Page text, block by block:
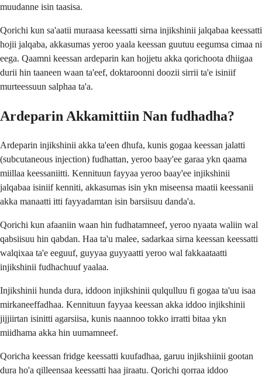
muudanne isin taasisa.
Qorichi kun sa'aatii muraasa keessatti sirna injikshinii jalqabaa keessatti
hojii jalqaba, akkasumas yeroo yaala keessan guutuu eegumsa cimaa ni
eega. Qaamni keessan ardeparin kan hojjetu akka qorichoota dhiigaa
durii hin taaneen waan ta'eef, doktaroonni doozii sirrii ta'e isiniif
murteessuun salphaa ta'a.
Ardeparin Akkamittiin Nan fudhadha?
Ardeparin injikshinii akka ta'een dhufa, kunis gogaa keessan jalatti
(subcutaneous injection) fudhattan, yeroo baay'ee garaa ykn qaama
miillaa keessaniitti. Kennituun fayyaa yeroo baay'ee injikshinii
jalqabaa isiniif kenniti, akkasumas isin ykn miseensa maatii keessanii
akka manaatti itti fayyadamtan isin barsiisuu danda'a.
Qorichi kun afaaniin waan hin fudhatamneef, yeroo nyaata waliin wal
qabsiisuu hin qabdan. Haa ta'u malee, sadarkaa sirna keessan keessatti
walqixaa ta'e eeguuf, guyyaa guyyaatti yeroo wal fakkaataatti
injikshinii fudhachuuf yaalaa.
Injikshinii hunda dura, iddoon injikshinii qulqulluu fi gogaa ta'uu isaa
mirkaneeffadhaa. Kennituun fayyaa keessan akka iddoo injikshinii
jijjiirtan isinitti agarsiisa, kunis naannoo tokko irratti bitaa ykn
miidhama akka hin uumamneef.
Qoricha keessan fridge keessatti kuufadhaa, garuu injikshiinii gootan
dura ho'a qilleensaa keessatti haa jiraatu. Qorichi qorraa iddoo